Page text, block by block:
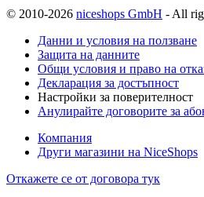
© 2010-2026 niceshops GmbH - All
Данни и условия на ползване
Защита на данните
Общи условия и право на
Декларация за достъпност
Настройки за поверителност
Анулирайте договорите за
Компания
Други магазини на NiceShops
Откажете се от договора тук